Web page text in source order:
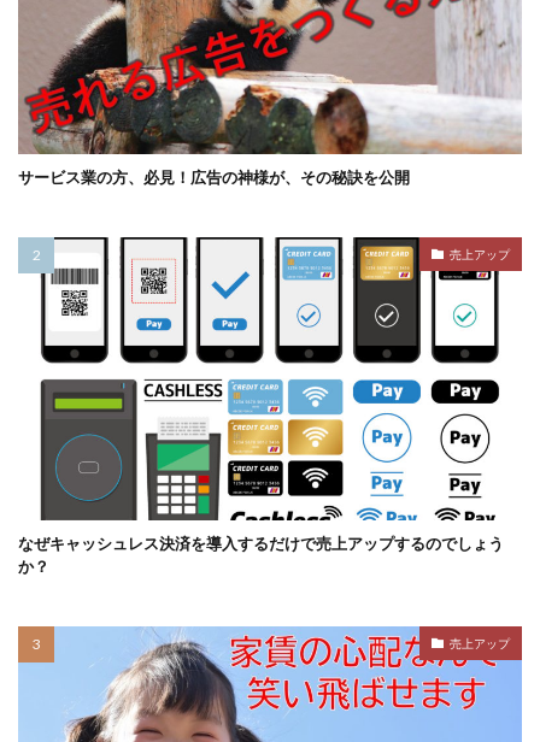
サービス業の方、必見！広告の神様が、その秘訣を公開
売上アップ
なぜキャッシュレス決済を導入するだけで売上アップするのでしょう
か？
売上アップ